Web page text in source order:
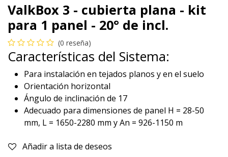
ValkBox 3 - cubierta plana - kit
para 1 panel - 20° de incl.
(0 reseña)
Características del Sistema:
Para instalación en tejados planos y en el suelo
Orientación horizontal
Ángulo de inclinación de 17
Adecuado para dimensiones de panel H = 28-50
mm, L = 1650-2280 mm y An = 926-1150 m
Añadir a lista de deseos